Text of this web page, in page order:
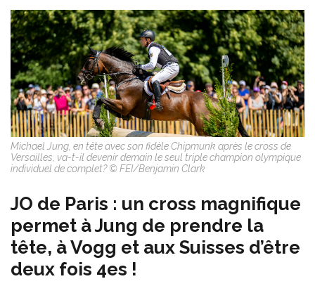
Michael Jung, en tête avec son fidèle Chipmunk après le cross de
Versailles, va-t-il devenir demain le seul triple champion olympique
individuel de complet? © FEI/Benjamin Clark
JO de Paris : un cross magnifique
permet à Jung de prendre la
tête, à Vogg et aux Suisses d’être
deux fois 4es !